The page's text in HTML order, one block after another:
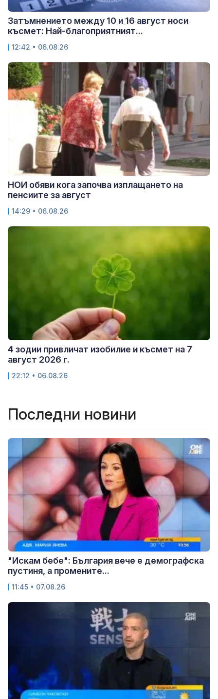
Затъмнението между 10 и 16 август носи
късмет: Най-благоприятният...
12:42 • 06.08.26
НОИ обяви кога започва изплащането на
пенсиите за август
14:29 • 06.08.26
4 зодии привличат изобилие и късмет на 7
август 2026 г.
22:12 • 06.08.26
Последни новини
"Искам бебе": България вече е демографска
пустиня, а промените...
11:45 • 07.08.26